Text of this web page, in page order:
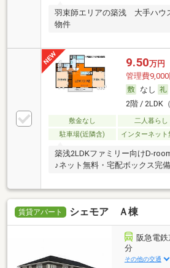
羽束師エリアの築浅 大手ハウ
物件
9.50万円
管理費9,000
なし
2階 / 2LDK
敷金なし 二人暮らし
駐車場(近隣含)
インターネット
築浅2LDKファミリー向けD-
♪ネット無料・宅配ボックス完
賃貸アパート シェモア Ａ棟
阪急電
分
その他の交通